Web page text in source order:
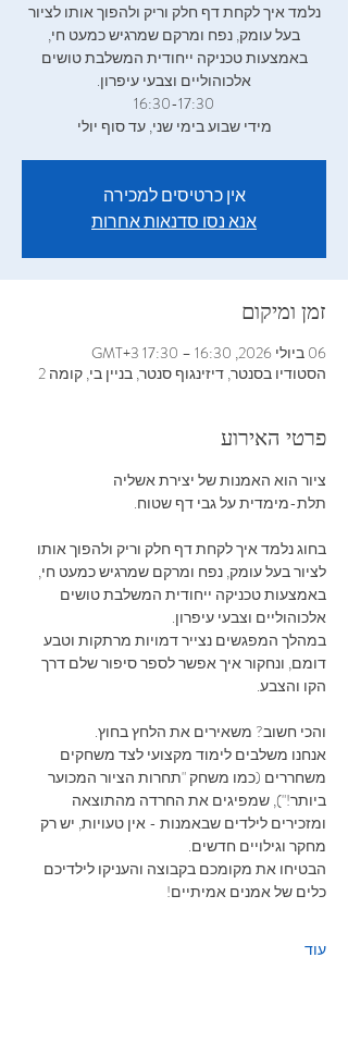
נלמד איך לקחת דף חלק וריק ולהפוך אותו לציור
בעל עומק, נפח ומרקם שמרגיש כמעט חי,
באמצעות טכניקה ייחודית המשלבת טושים
מידי שבוע בימי שני, עד סוף יולי
אין כרטיסים למכירה
אנא נסו סדנאות אחרות
זמן ומיקום
06 ביולי 2026, 16:30 – 17:30 GMT‎+3‎
הסטודיו בסנטר, דיזינגוף סנטר, בניין בי, קומה 2
פרטי האירוע
ציור הוא האמנות של יצירת אשליה
תלת-מימדית על גבי דף שטוח.
בחוג נלמד איך לקחת דף חלק וריק ולהפוך אותו
לציור בעל עומק, נפח ומרקם שמרגיש כמעט חי,
באמצעות טכניקה ייחודית המשלבת טושים
אלכוהוליים וצבעי עיפרון.
במהלך המפגשים נצייר דמויות מרתקות וטבע
דומם, ונחקור איך אפשר לספר סיפור שלם דרך
הקו והצבע.
והכי חשוב? משאירים את הלחץ בחוץ.
אנחנו משלבים לימוד מקצועי לצד משחקים
משחררים (כמו משחק "תחרות הציור המכוער
ביותר!"), שמפיגים את החרדה מהתוצאה
ומזכירים לילדים שבאמנות - אין טעויות, יש רק
מחקר וגילויים חדשים.
הבטיחו את מקומכם בקבוצה והעניקו לילדיכם
כלים של אמנים אמיתיים!
עוד